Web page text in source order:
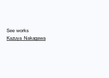
See works
Kazuya Nakagawa